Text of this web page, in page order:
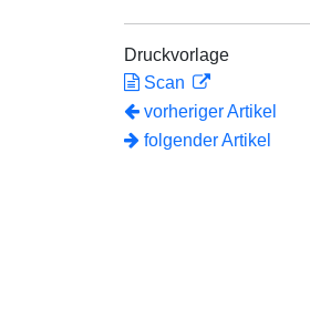
Druckvorlage
Scan
vorheriger Artikel
folgender Artikel